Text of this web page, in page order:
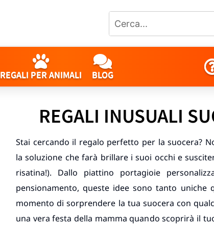
REGALI PER ANIMALI BLOG
REGALI INUSUALI
Stai cercando il regalo perfetto per la suocera?
la soluzione che farà brillare i suoi occhi e
risatina!). Dallo piattino portagioie
pensionamento, queste idee sono tanto uniche
momento di sorprendere la tua suocera con
una vera festa della mamma quando scoprirà il